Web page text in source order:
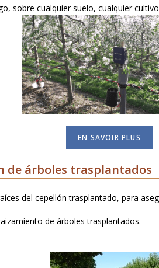
sobre cualquier suelo, cualquier
EN SAVOIR PLUS
de árboles trasplantados
del cepellón trasplantado, para
de árboles trasplantados.